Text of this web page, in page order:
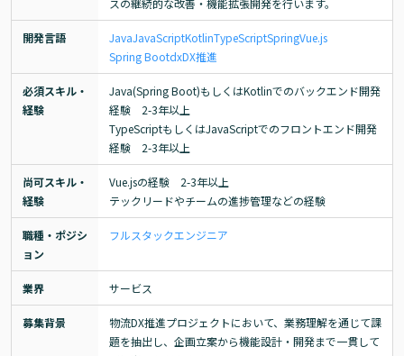
スの継続的な改善・機能拡張開発を行います。
開発言語 JavaJavaScriptKotlinTypeScriptSpringVue.js
Spring BootdxDX推進
必須スキル・
経験
Java(Spring Boot)もしくはKotlinでのバックエンド開発
経験　2-3年以上
TypeScriptもしくはJavaScriptでのフロントエンド開発
経験　2-3年以上
尚可スキル・
経験
Vue.jsの経験　2-3年以上
テックリードやチームの進捗管理などの経験
職種・ポジシ
ョン
フルスタックエンジニア
業界 サービス
募集背景
物流DX推進プロジェクトにおいて、業務理解を通じて課
題を抽出し、企画立案から機能設計・開発まで一貫して